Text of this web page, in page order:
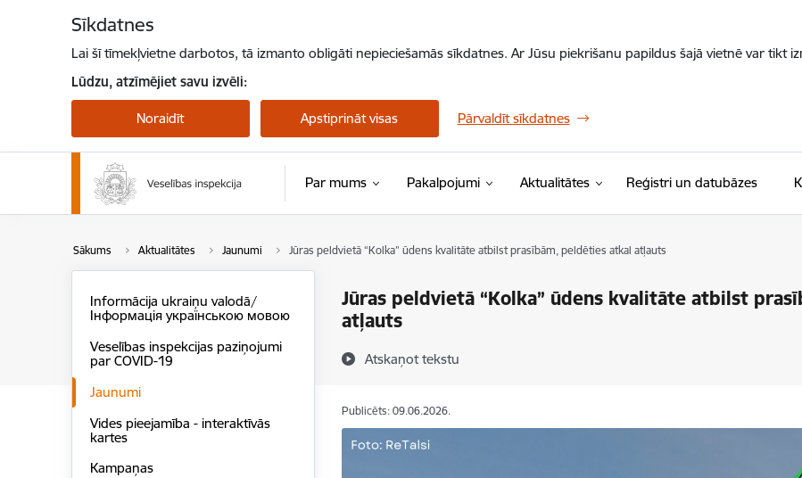
Sīkdatnes
Lai šī tīmekļvietne darbotos, tā izmanto obligāti nepieciešamās sīkdatnes. Ar Jūsu piekrišanu papildus šajā vietnē var tikt
Lūdzu, atzīmējiet savu izvēli:
Noraidīt Apstiprināt visas Pārvaldīt sīkdatnes
Par mums Pakalpojumi Aktualitātes Reģistri un datubāzes
Sākums Aktualitātes Jaunumi Jūras peldvietā “Kolka” ūdens kvalitāte atbilst prasībām, peldēties atkal atļauts
Jūras peldvietā “Kolka” ūdens kvalitāte atbilst
atļauts
Atskaņot tekstu
Informācija ukraiņu valodā/
Інформація українською мовою
Veselības inspekcijas paziņojumi
par COVID-19
Jaunumi
Vides pieejamība - interaktīvās
kartes
Kampaņas
Publicēts: 09.06.2026.